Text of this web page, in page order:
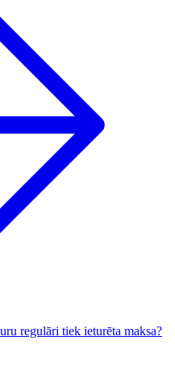
regulāri tiek ieturēta maksa?